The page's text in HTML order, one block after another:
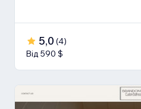
5,0 (4)
Від 590 $